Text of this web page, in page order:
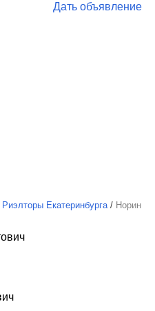
Дать объявление
Риэлторы Екатеринбурга / Норин